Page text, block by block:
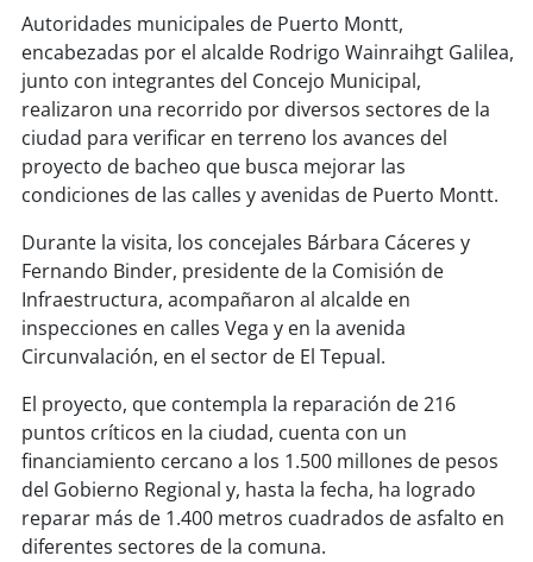
soyiquique
soycalama
soy antofagasta
soycopiapó
soyvalparaíso
soyquillota
soysanantonio
soy chillán
soysancarlos
soytalcahuano
Autoridades municipales de Puerto Montt,
encabezadas por el alcalde Rodrigo Wainraihgt Galilea,
junto con integrantes del Concejo Municipal,
realizaron una recorrido por diversos sectores de la
ciudad para verificar en terreno los avances del
proyecto de bacheo que busca mejorar las
condiciones de las calles y avenidas de Puerto Montt.
Durante la visita, los concejales Bárbara Cáceres y
Fernando Binder, presidente de la Comisión de
Infraestructura, acompañaron al alcalde en
inspecciones en calles Vega y en la avenida
Circunvalación, en el sector de El Tepual.
El proyecto, que contempla la reparación de 216
puntos críticos en la ciudad, cuenta con un
financiamiento cercano a los 1.500 millones de pesos
del Gobierno Regional y, hasta la fecha, ha logrado
reparar más de 1.400 metros cuadrados de asfalto en
diferentes sectores de la comuna.